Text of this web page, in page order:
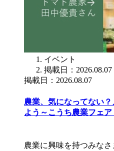
イベント
掲載日：2026.08.07
掲載日：2026.08.07
農業、気になってない
よう～こうち農業フェア
農業に興味を持つみな